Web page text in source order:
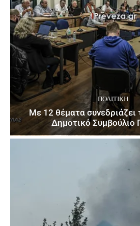
ΠΟΛΙΤΙΚΉ
Με 12 θέματα συνεδριάζει
Δημοτικό Συμβούλιο